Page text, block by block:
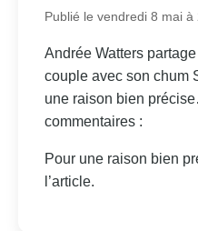
Publié le vendredi 8 mai à
Andrée Watters
couple avec son
une raison bien
commentaires :
Pour une raison bien
l’article.